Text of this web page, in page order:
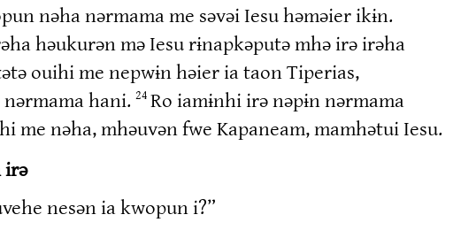
nəha nərmama me səvəi Iesu həməier ikɨn.
həukurən mə Iesu rɨnapkəputə mhə irə irəha
ouihi me nepwɨn həier ia taon Tiperias,
nərmama hani. 24 Ro iamɨnhi irə nəpɨn nərmama
me nəha, mhəuvən fwe Kapaneam, mamhətui Iesu.
irə
nesən ia kwopun i?”